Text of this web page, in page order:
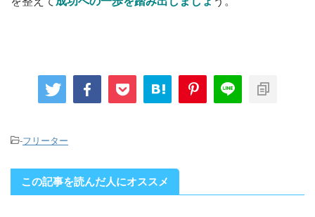
-フリーター
この記事を読んだ人にオススメ